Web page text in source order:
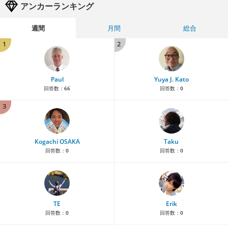
アンカーランキング
週間 月間
総合
1
Paul
回答数： 66
2
Yuya J. Kato
回答数： 0
3
Kogachi OSAKA
回答数： 0
Taku
回答数： 0
TE
回答数： 0
Erik
回答数： 0